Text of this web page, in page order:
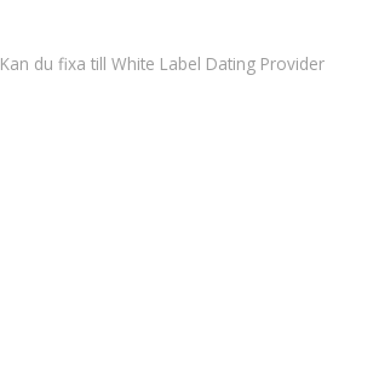
Kan du fixa till White Label Dating Provider